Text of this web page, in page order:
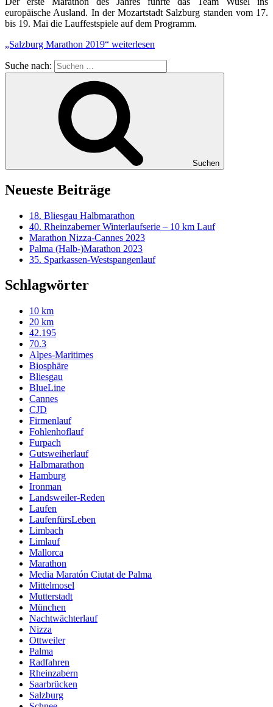
europäische Ausland. In der Mozartstadt Salzburg standen vom 17.
bis 19. Mai die Lauffestspiele auf dem Programm.
„Salzburg Marathon 2019“ weiterlesen
Suche nach:
Suchen
Neueste Beiträge
18. Bliesgau Halbmarathon
40. Rheinzaberner Winterlaufserie – 10 km Lauf
Marathon Nizza-Cannes 2023
Palma (Halb-)Marathon 2023
35. Sparkassen-Westspangenlauf
Schlagwörter
10 km
20 km
42.195
70.3
Alpes-Maritimes
Biosphäre
Bliesgau
BlueLine
Cannes
CJD
Firmenlauf
Fohlenhoflauf
Furpach
Gutsweiherlauf
Halbmarathon
Hamburg
Ironman
Landsweiler-Reden
Laufen
LaufenfürsLeben
Limbach
Limlauf
Mallorca
Marathon
Media Maratón Ciutat de Palma
Mittelmosel
Mutterstadt
München
Nachtwächterlauf
Nizza
Ottweiler
Palma
Radfahren
Rheinzabern
Saarbrücken
Salzburg